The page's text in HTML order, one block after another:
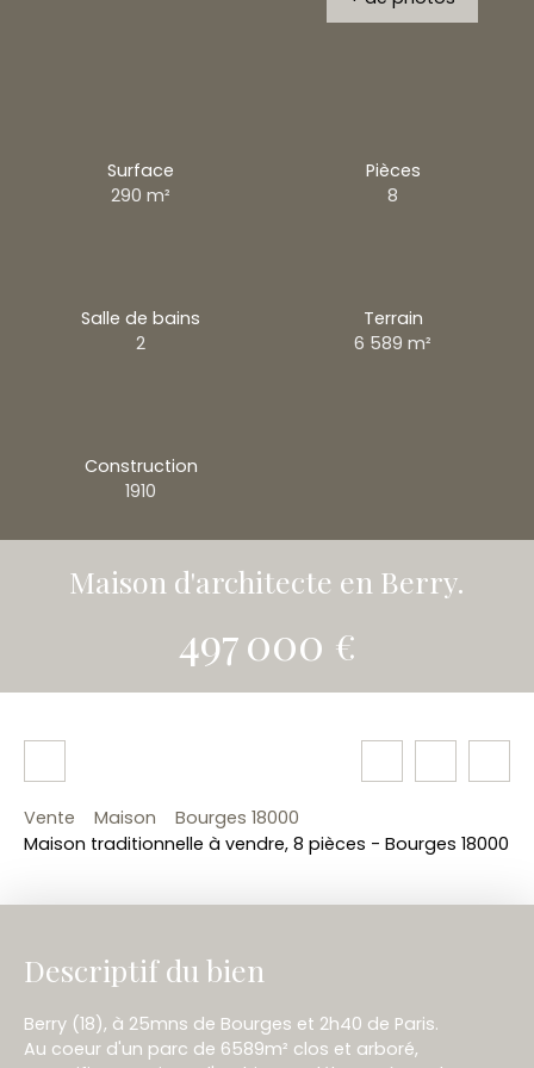
Surface
290m²
Pièces
8
Salle de bains
2
Terrain
6 589m²
Construction
1910
Maison d'architecte en Berry.
497 000 €
Vente Maison
Bourges 18000
Maison traditionnelle à vendre, 8 pièces - Bourges 18000
Descriptif du bien
Berry (18), à 25mns de Bourges et 2h40 de Paris.
Au coeur d'un parc de 6589m² clos et arboré,